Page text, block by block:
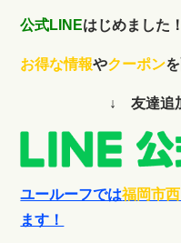
公式LINEはじめました！
お得な情報やクーポン
↓ 友達追
ユールーフでは福岡市
ます！